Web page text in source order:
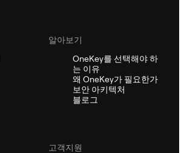
알아보기
OneKey를 선택해야 하
는 이유
왜 OneKey가 필요한가
보안 아키텍처
블로그
고객지원